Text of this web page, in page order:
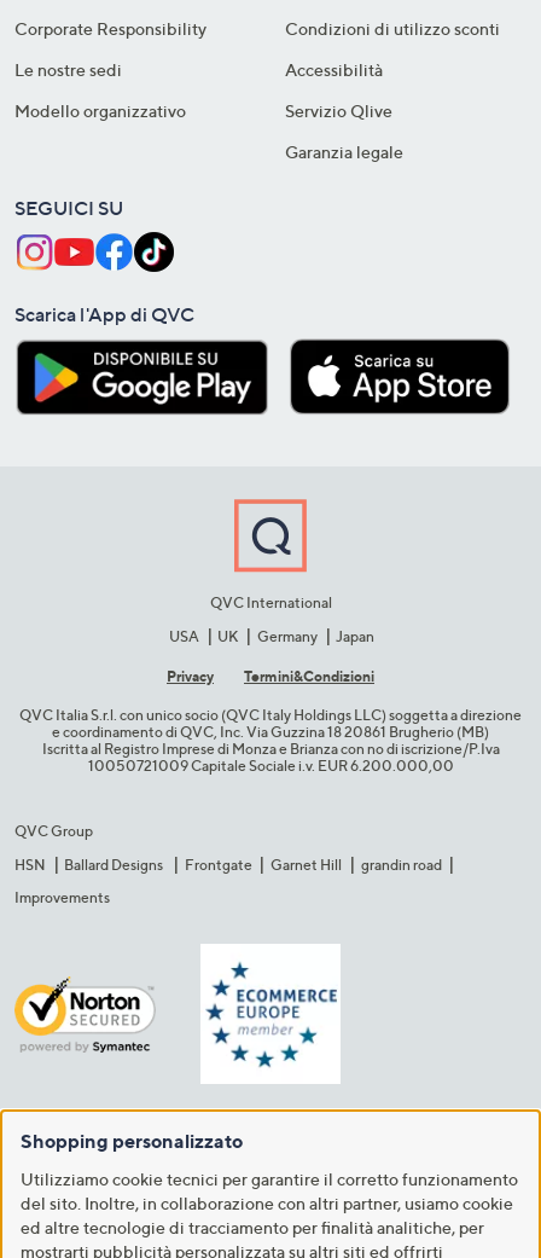
Corporate Responsibility
Le nostre sedi
Modello organizzativo
Condizioni di utilizzo sconti
Accessibilità
Servizio Qlive
Garanzia legale
SEGUICI SU
Scarica l'App di QVC
QVC International
USA
UK Germany Japan
Privacy Termini&C​ondizioni
QVC Italia S.r.l. con unico socio (QVC Italy Holdings LLC) soggetta a direzione
e coordinamento di QVC, Inc. Via Guzzina 18 20861 Brugherio (MB)​
Iscritta al Registro Imprese di Monza e Brianza con no di iscrizione/P.Iva
10050721009 Capitale Sociale i.v. EUR 6.200.000,00​
QVC Group
HSN
Ballard Designs Frontgate Garnet Hill
grandin road
Improvements
Shopping personalizzato
Utilizziamo cookie tecnici per garantire il corretto funzionamento
del sito. Inoltre, in collaborazione con altri partner, usiamo cookie
ed altre tecnologie di tracciamento per finalità analitiche, per
mostrarti pubblicità personalizzata su altri siti ed offrirti